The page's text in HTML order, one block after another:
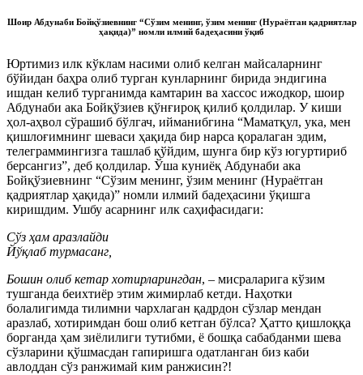
Шоир Абдунаби Бойқўзиевнинг “Сўзим менинг, ўзим менинг (Нураётган қадриятлар
ҳақида)” номли илмий бадеҳасини ўқиб
Юртимиз илк кўклам насими олиб келган майсаларнинг
бўйидан баҳра олиб турган кунларнинг бирида эндигина
ишдан келиб турганимда камтарин ва хассос ижодкор, шоир
Абдунаби ака Бойқўзиев қўнғироқ қилиб қолдилар. У киши
ҳол-аҳвол сўрашиб бўлгач, ийманибгина “Маматқул, ука, мен
қишлоғимнинг шеваси ҳақида бир нарса қоралаган эдим,
телеграммингизга ташлаб қўйдим, шунга бир кўз югуртириб
берсангиз”, деб қолдилар. Ўша куниёқ Абдунаби ака
Бойқўзиевнинг “Сўзим менинг, ўзим менинг (Нураётган
қадриятлар ҳақида)” номли илмий бадеҳасини ўқишга
киришдим. Ушбу асарнинг илк саҳифасидаги:
Сўз ҳам аразлайди
Йўқлаб турмасанг,
Бошин олиб кетар хотирларингдан, ‒ мисраларига кўзим
тушганда беихтиёр этим жимирлаб кетди. Наҳотки
болалигимда тилимни чархлаган қадрдон сўзлар мендан
аразлаб, хотиримдан бош олиб кетган бўлса? Ҳатто қишлоққа
борганда ҳам зиёлилиги тутибми, ё бошқа сабабданми шева
сўзларини қўшмасдан гапиришга одатланган биз каби
авлоддан сўз ранжимай ким ранжисин?!